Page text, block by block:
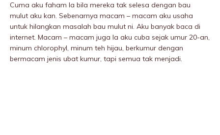
Cuma aku faham la bila mereka tak selesa dengan bau
mulut aku kan. Sebenarnya macam – macam aku usaha
untuk hilangkan masalah bau mulut ni. Aku banyak baca di
internet. Macam – macam juga la aku cuba sejak umur 20-an,
minum chlorophyl, minum teh hijau, berkumur dengan
bermacam jenis ubat kumur, tapi semua tak menjadi.